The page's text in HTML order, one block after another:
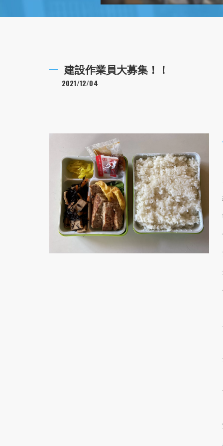
建設作業員大募集！！
2021/12/04